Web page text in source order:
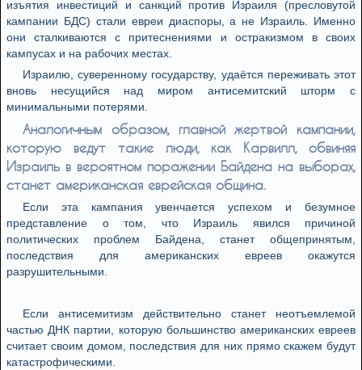
изъятия инвестиций и санкций против Израиля (пресловутой
кампании БДС) стали евреи диаспоры, а не Израиль. Именно
они сталкиваются с притеснениями и остракизмом в своих
кампусах и на рабочих местах.
Израилю, суверенному государству, удаётся переживать этот
вновь несущийся над миром антисемитский шторм с
минимальными потерями.
Аналогичным образом, главной жертвой кампании,
которую ведут такие люди, как Карвилл, обвиняя
Израиль в вероятном поражении Байдена на выборах,
станет американская еврейская община.
Если эта кампания увенчается успехом и безумное
представление о том, что Израиль явился причиной
политических проблем Байдена, станет общепринятым,
последствия для американских евреев окажутся
разрушительными.
Если антисемитизм действительно станет неотъемлемой
частью ДНК партии, которую большинство американских евреев
считает своим домом, последствия для них прямо скажем будут
катастрофическими.